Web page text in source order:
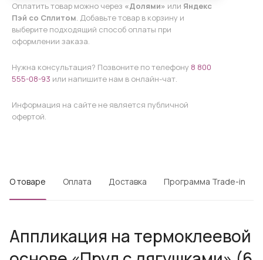
Оплатить товар можно через «Долями» или Яндекс
Пэй со Сплитом. Добавьте товар в корзину и
выберите подходящий способ оплаты при
оформлении заказа.
Нужна консультация? Позвоните по телефону 8 800
555-08-93 или напишите нам в онлайн-чат.
Информация на сайте не является публичной
офертой.
О товаре Оплата Доставка Программа Trade-in
Аппликация на термоклеевой